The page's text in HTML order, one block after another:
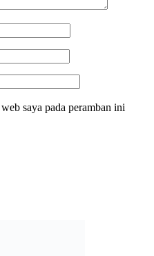
saya pada peramban ini